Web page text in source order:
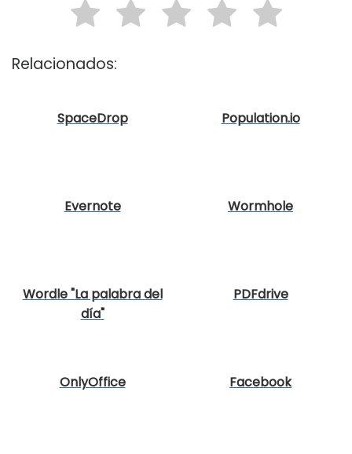
Relacionados:
SpaceDrop Population.io
Evernote Wormhole
Wordle "La palabra del
día"
PDFdrive
OnlyOffice Facebook